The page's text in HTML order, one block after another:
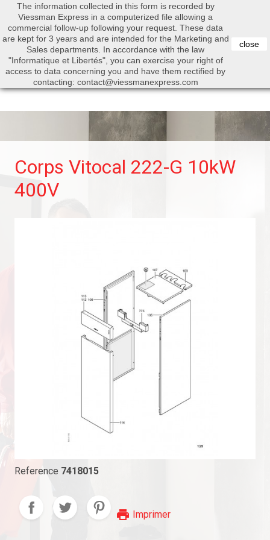
 
Search
Corps Vitocal 222-G 10kW
400V
Reference 7418015
print Imprimer
The information collected in this form is recorded by
Viessman Express in a computerized file allowing a
commercial follow-up following your request. These data
are kept for 3 years and are intended for the Marketing and
Sales departments. In accordance with the law
"Informatique et Libertés", you can exercise your right of
access to data concerning you and have them rectified by
contacting: contact@viessmanexpress.com
close